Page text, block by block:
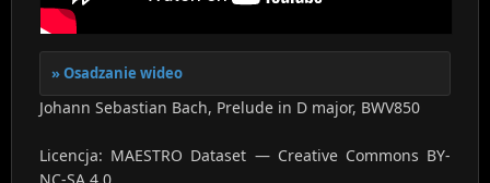
Osadzanie wideo
Johann Sebastian Bach, Prelude in D major, BWV850
Licencja: MAESTRO Dataset — Creative Commons BY-